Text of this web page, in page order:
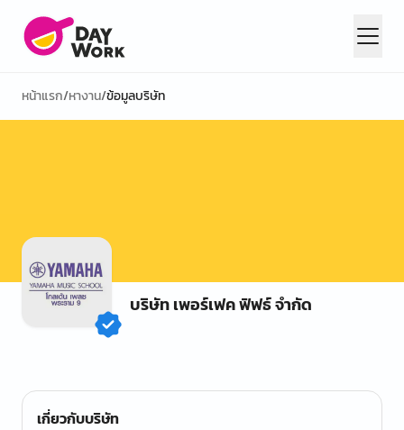
หน้าแรก/หางาน/ข้อมูลบริษัท
บริษัท เพอร์เฟค ฟิฟธ์ จำกัด
เกี่ยวกับบริษัท